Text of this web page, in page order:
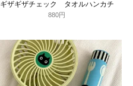
ギザギザチェック タオルハンカチ
880円